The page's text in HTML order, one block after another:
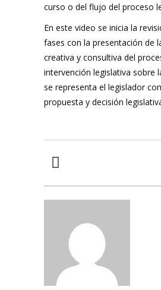
curso o del flujo del proceso
En este video se inicia la
fases con la presentación de
creativa y consultiva del
intervención legislativa sobre
se representa el legislador
propuesta y decisión